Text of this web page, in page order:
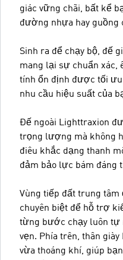
giác vững chãi, bất kể
đường nhựa hay guồng
Sinh ra để chạy bộ, đế
mang lại sự chuẩn xác,
tính ổn định được tối
nhu cầu hiệu suất của
Đế ngoài Lighttraxion
trọng lượng mà không
điêu khắc dạng thanh
đảm bảo lực bám đáng
Vùng tiếp đất trung
chuyên biệt để hỗ trợ
từng bước chạy luôn tự
vẹn. Phía trên, thân
vừa thoáng khí, giúp